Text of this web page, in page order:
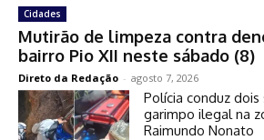
Cidades
Mutirão de limpeza contra
bairro Pio XII neste sábado (8)
Direto da Redação - agosto 7, 2026
Polícia conduz
garimpo ilegal na
Raimundo Nonato